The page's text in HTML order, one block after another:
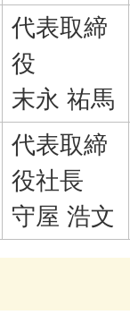
代表取締
役
末永 祐馬
代表取締
役社長
守屋 浩文